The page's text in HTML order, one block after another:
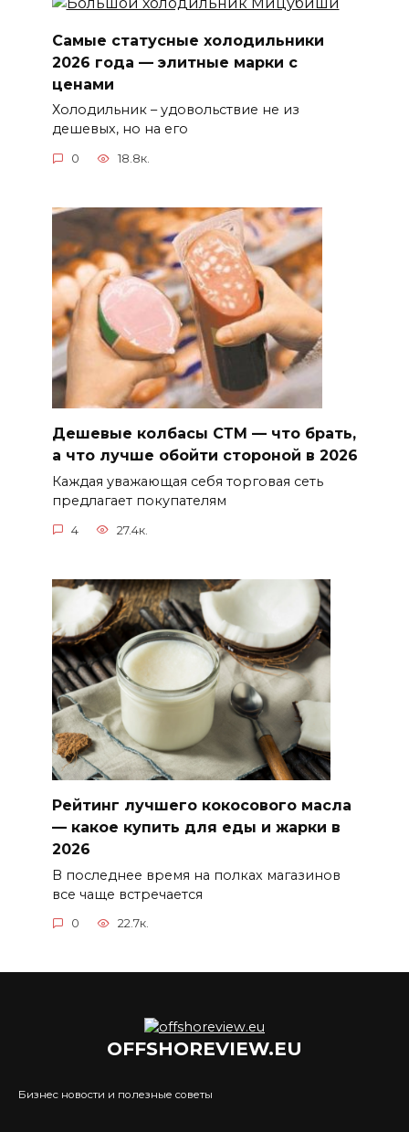
Самые статусные холодильники
2026 года — элитные марки с
ценами
Холодильник – удовольствие не из
дешевых, но на его
0 18.8к.
Дешевые колбасы СТМ — что брать,
а что лучше обойти стороной в 2026
Каждая уважающая себя торговая сеть
предлагает покупателям
4 27.4к.
Рейтинг лучшего кокосового масла
— какое купить для еды и жарки в
2026
В последнее время на полках магазинов
все чаще встречается
0 22.7к.
OFFSHOREVIEW.EU
Бизнес новости и полезные советы